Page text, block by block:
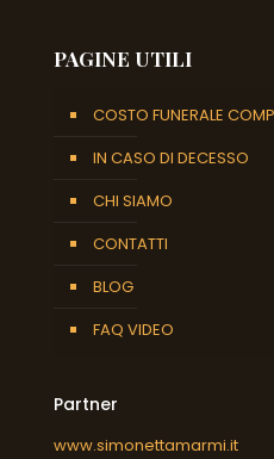
PAGINE UTILI
COSTO FUNERALE
IN CASO DI DECESSO
CHI SIAMO
CONTATTI
BLOG
FAQ VIDEO
Partner
www.simonettamarmi.it